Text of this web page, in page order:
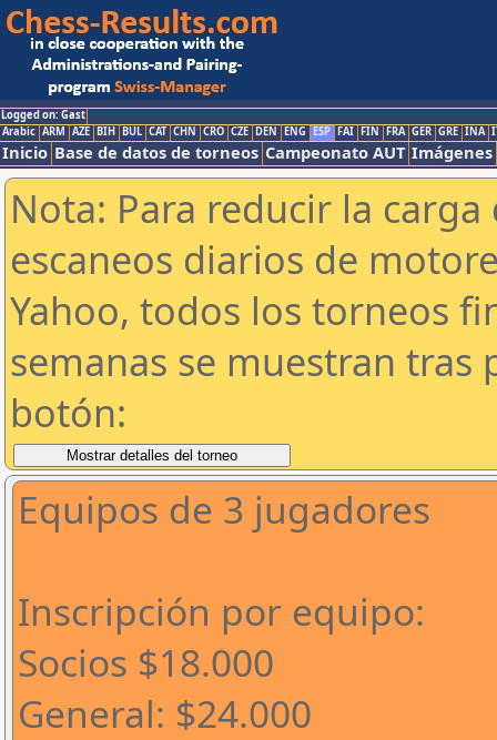
Logged on: Gast
Arabic ARM AZE BIH BUL CAT CHN CRO CZE DEN ENG ESP FAI FIN FRA GER GRE INA
Inicio Base de datos de torneos Campeonato AUT Imágenes
Nota: Para reducir la
escaneos diarios de
Yahoo, todos los torneos
semanas se muestran tras
botón:
Equipos de 3 jugadores
Inscripción por equipo:
Socios $18.000
General: $24.000